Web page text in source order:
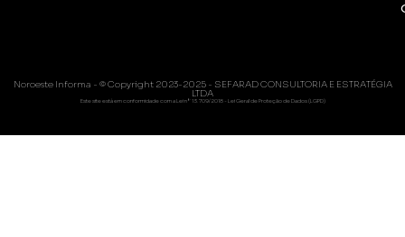
Noroeste Informa - © Copyright 2023-2025 - SEFARAD CONSULTORIA E ESTRATÉGIA
LTDA
Este site está em conformidade com a Lei nº 13.709/2018 - Lei Geral de Proteção de Dados (LGPD)